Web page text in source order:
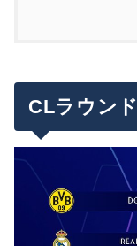
CLラウン
2/18(火
2/19(水
2/25(
2/26(水
CLラウン